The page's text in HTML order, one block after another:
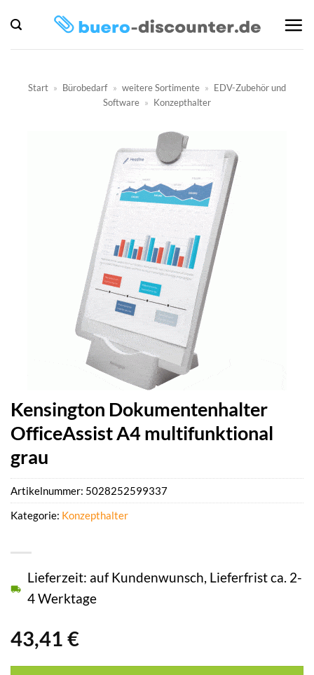
Inhalt
springen
Start » Bürobedarf » weitere Sortimente » EDV-Zubehör und
Software » Konzepthalter
Kensington Dokumentenhalter
OfficeAssist A4 multifunktional
grau
43,41 €
Lieferzeit: auf Kundenwunsch, Lieferfrist ca. 2-
4 Werktage
Artikelnummer: 5028252599337
Kategorie: Konzepthalter